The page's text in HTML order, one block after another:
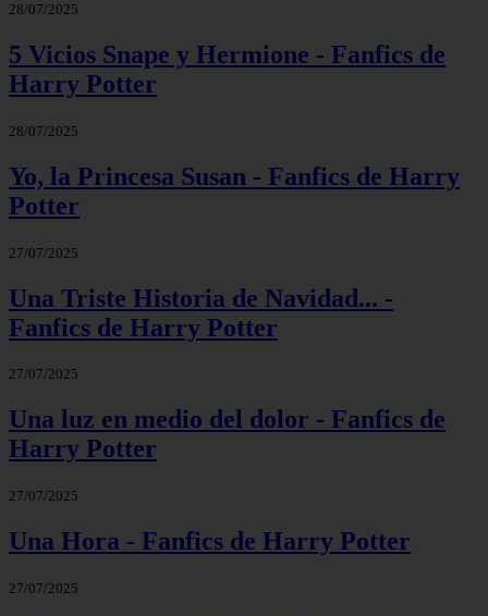
28/07/2025
5 Vicios Snape y Hermione - Fanfics de
Harry Potter
28/07/2025
Yo, la Princesa Susan - Fanfics de Harry
Potter
27/07/2025
Una Triste Historia de Navidad... -
Fanfics de Harry Potter
27/07/2025
Una luz en medio del dolor - Fanfics de
Harry Potter
27/07/2025
Una Hora - Fanfics de Harry Potter
27/07/2025